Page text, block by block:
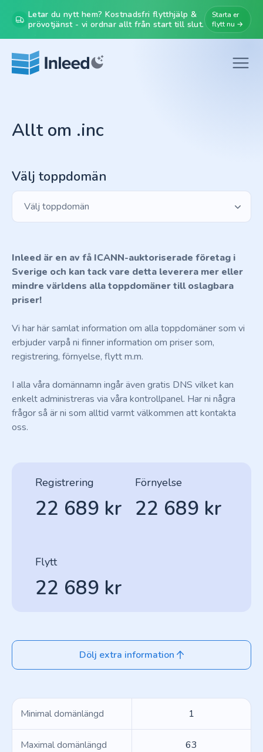
Letar du nytt hem? Kostnadsfri flytthjälp &
prövotjänst - vi ordnar allt från start till slut.
Starta er
flytt nu →
Allt om .inc
Välj toppdomän
Välj toppdomän
Inleed är en av få ICANN-auktoriserade företag i
Sverige och kan tack vare detta leverera mer eller
mindre världens alla toppdomäner till oslagbara
priser!
Vi har här samlat information om alla toppdomäner som vi
erbjuder varpå ni finner information om priser som,
registrering, förnyelse, flytt m.m.
I alla våra domännamn ingår även gratis DNS vilket kan
enkelt administreras via våra kontrollpanel. Har ni några
frågor så är ni som alltid varmt välkommen att kontakta
oss.
Registrering
22 689 kr
Förnyelse
22 689 kr
Flytt
22 689 kr
Dölj extra information
Minimal domänlängd 1
Maximal domänlängd 63